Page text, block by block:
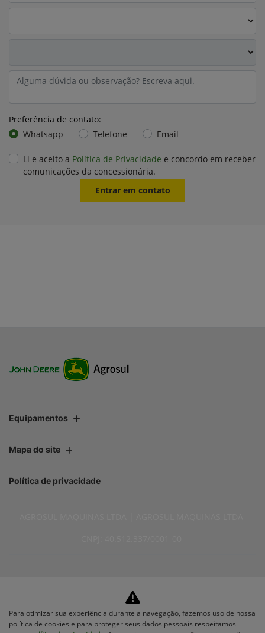
Preferência de contato:
Whatsapp
Telefone Email
Li e aceito a Política de Privacidade e concordo em receber
comunicações da concessionária.
Entrar em contato
Equipamentos
Mapa do site
Política de privacidade
No trânsito, enxergar o outro
salva vidas.
Para otimizar sua experiência durante a navegação, fazemos uso de nossa
política de cookies e para proteger seus dados pessoais respeitamos